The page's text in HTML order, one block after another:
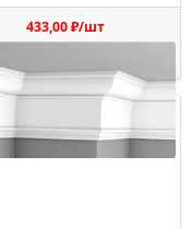
433,00 ₽/шт